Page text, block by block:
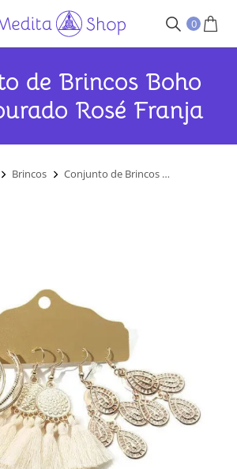
0
de Brincos Boho
Rosé Franja
Brincos Conjunto de Brincos …